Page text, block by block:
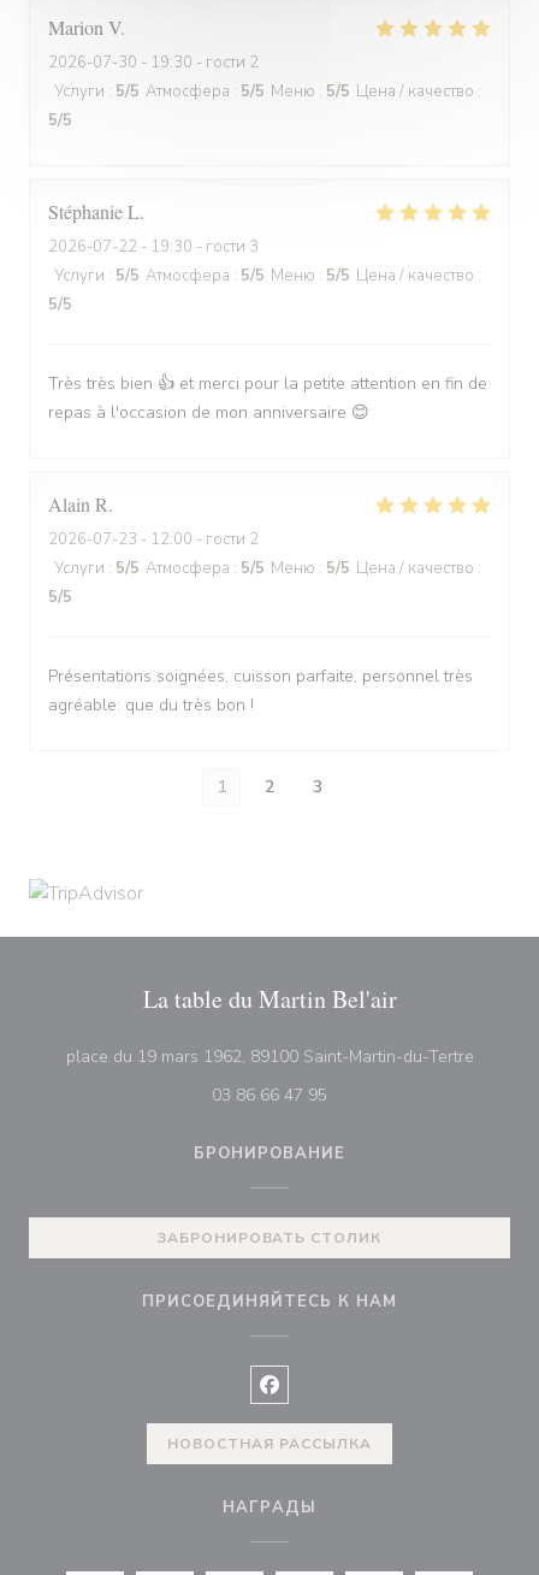
Marion V
2026-07-30 - 19:30 - гости 2
Услуги : 5/5 Атмосфера : 5/5 Меню : 5/5 Цена / качество :
5/5
StéphanieL
2026-07-22 - 19:30 - гости 3
Услуги : 5/5 Атмосфера : 5/5 Меню : 5/5 Цена / качество :
5/5
Très très bien 👍 et merci pour la petite attention en fin de
repas à l'occasion de mon anniversaire 😊
Alain R
2026-07-23 - 12:00 - гости 2
Услуги : 5/5 Атмосфера : 5/5 Меню : 5/5 Цена / качество :
5/5
Présentations soignées, cuisson parfaite, personnel très
agréable: que du très bon !
1 2 3
La table du Martin Bel'air
place du 19 mars 1962, 89100 Saint-Martin-du-Tertre
03 86 66 47 95
БРОНИРОВАНИЕ
ЗАБРОНИРОВАТЬ СТОЛИК
ПРИСОЕДИНЯЙТЕСЬ К НАМ
Facebook ((открывается в
НОВОСТНАЯ РАССЫЛКА
НАГРАДЫ